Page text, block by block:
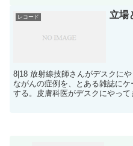
レコード 立場
8|18 放射線技師さんがデスクに
ながんの症例を、とある雑誌に
する。皮膚科医がデスクにやっ